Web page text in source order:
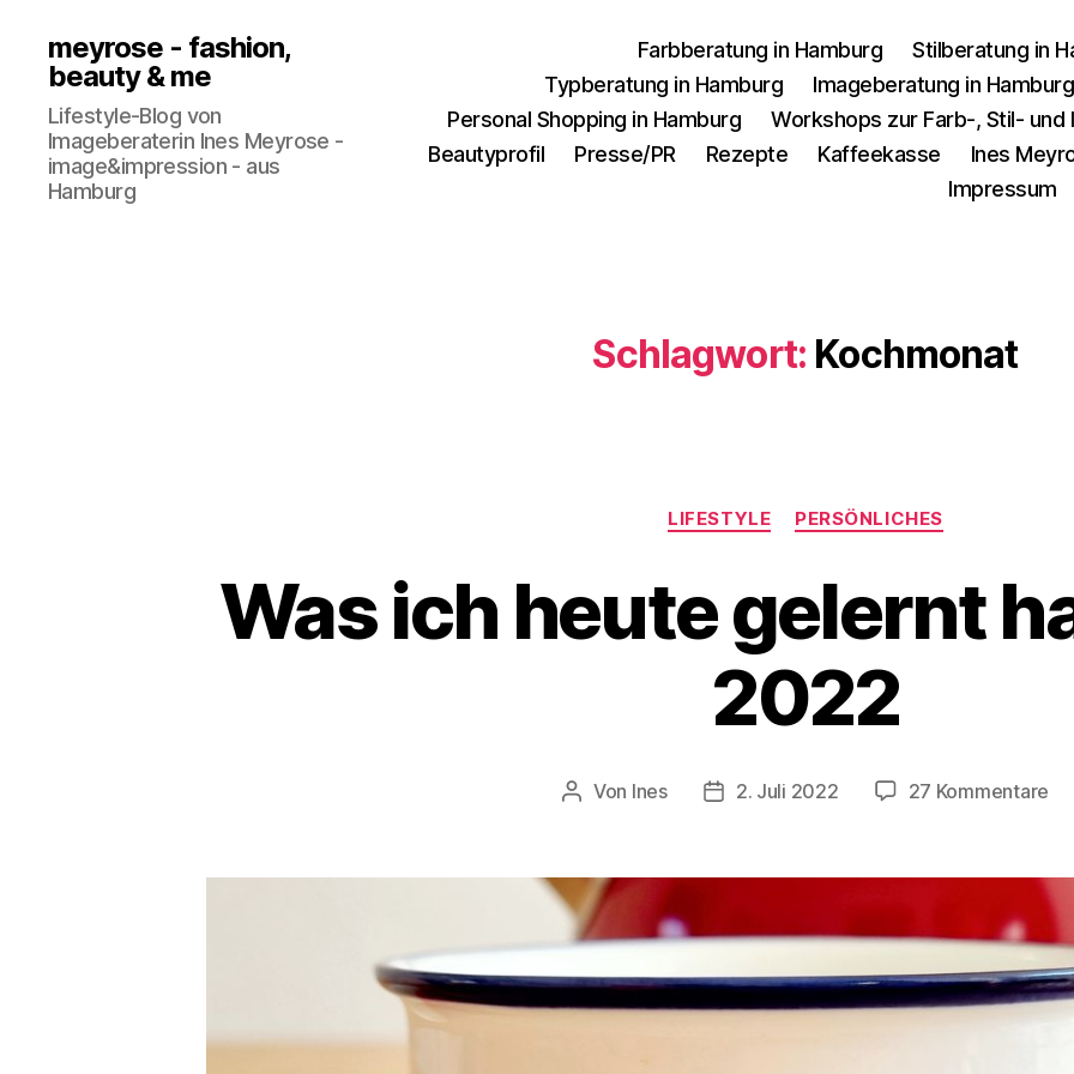
meyrose - fashion,
beauty & me
Lifestyle-Blog von
Imageberaterin Ines Meyrose -
image&impression - aus
Hamburg
Farbberatung in Hamburg Stilberatung in
Typberatung in Hamburg
Imageberatung in Hamburg
Personal Shopping in Hamburg
Workshops zur Farb-, Stil- und
Beautyprofil
Presse/PR Rezepte Kaffeekasse Ines
Impressum
Schlagwort: Kochmonat
Kategorien
LIFESTYLE PERSÖNLICHES
Was ich heute gelernt
2022
Beitragsautor
Von Ines Veröffentlichungsdatum
2. Juli 2022 27 Kommentare
–